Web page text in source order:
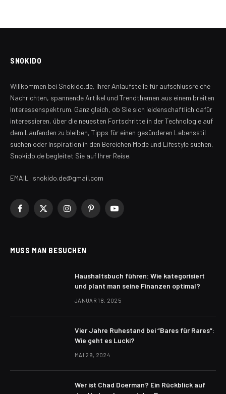
SNOKIDO
Willkommen bei Snokido.de, Ihrer Anlaufstelle für aufschlussreiche
Nachrichten, spannende Artikel und Trendthemen aus einem breiten
Interessenspektrum. Ganz gleich, ob Sie sich leidenschaftlich dafür
interessieren, über die neuesten Fortschritte in der Technologie auf
dem Laufenden zu bleiben, Tipps für einen gesünderen Lebensstil
suchen oder Inspiration in den Bereichen Mode und Lifestyle suchen,
Snokido.de begleitet Sie auf Ihrer Reise.
EMAIL: snokido.de@gmail.com
Facebook
X
InstagramPinterestYouTube
MUSS MAN BESUCHEN
Haushaltsbuch führen: Wie kategorisiert
und plant man seine Finanzen optimal?
JANUAR 18, 2025
Vier Jahre Ruhestand bei “Bares für Rares“:
Wie geht es Lucki?
MAI 29, 2024
Wer ist Chad Doerman? Ein Rückblick auf